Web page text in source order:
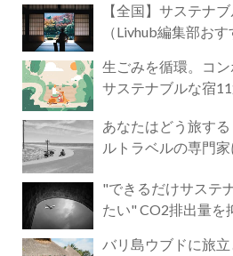
【全国】サステナ
（Livhub編集部おす
生ごみを循環。コ
サステナブルな宿
あなたはどう旅する？ ｜ 英国サステ
ルトラベルの専門
"できるだけサステ
たい" CO2排出量を
バリ島ウブドに旅